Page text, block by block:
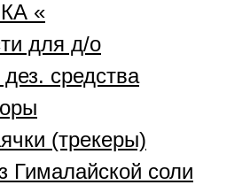
«
для д/о
средства
(трекеры)
Гималайской соли